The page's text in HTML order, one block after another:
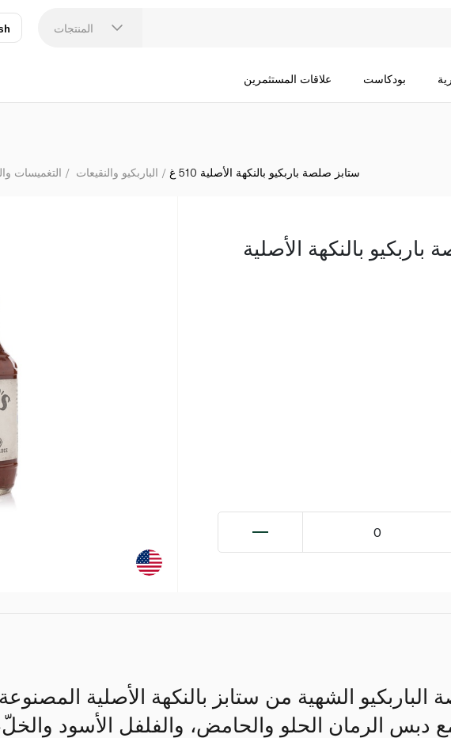
المنتجات
بودكاست علاقات المستثمرين
التغميسات الباربكيو والنقيعات ستابز صلصة باربكيو بالنكهة الأصلية 510 غ
باربكيو بالنكهة الأصلية
0
الباربكيو الشهية من ستابز بالنكهة الأصلية
دبس الرمان الحلو والحامض، والفلفل الأسود